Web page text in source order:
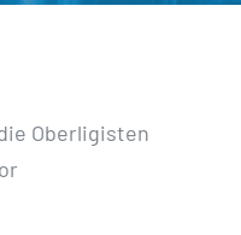
Oberligisten